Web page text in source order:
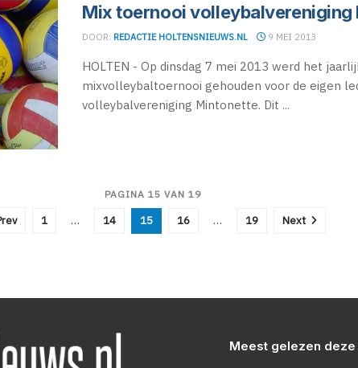
Mix toernooi volleybalvereniging
DOOR: REDACTIE HOLTENSNIEUWS.NL 9 MEI 2013
HOLTEN - Op dinsdag 7 mei 2013 werd het
mixvolleybaltoernooi gehouden voor de eigen
volleybalvereniging Mintonette. Dit ...
PAGINA 15 VAN 19
1 … 14 15 16 … 19 Next
Meest gelezen